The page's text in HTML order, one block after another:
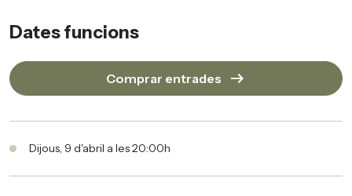
Dates funcions
Comprar entrades arrow_right_alt
Dijous, 9 d'abril a les 20:00h